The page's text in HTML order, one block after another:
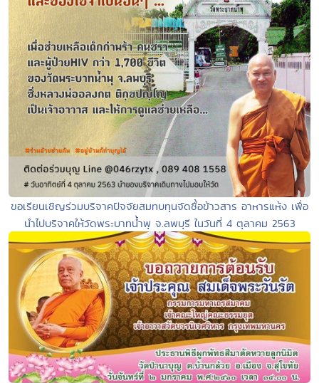
ขอเรียนเชิญร่วมบริจาคปัจจัยสมทบทุนจัดซื้อข้าวสาร อาหารแห้ง เพื่อ
นำไปบริจาคให้วัดพระบาทน้ำพุ จ.ลพบุรี ในวันที่ 4 ตุลาคม 2563